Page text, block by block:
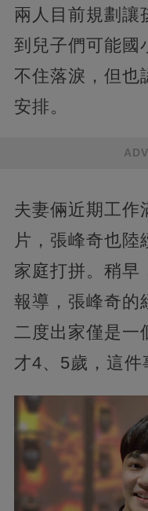
兩人目前規劃讓
到兒子們可能國
不住落淚，但也
安排。
夫妻倆近期工作
片，張峰奇也陸
家庭打拼。稍早
報導，張峰奇的
二度出家僅是一
才4、5歲，這件